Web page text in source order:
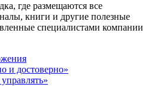
где размещаются все
книги и другие полезные
специалистами компании
и достоверно»